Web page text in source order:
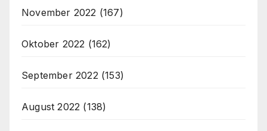
November 2022 (167)
Oktober 2022 (162)
September 2022 (153)
August 2022 (138)